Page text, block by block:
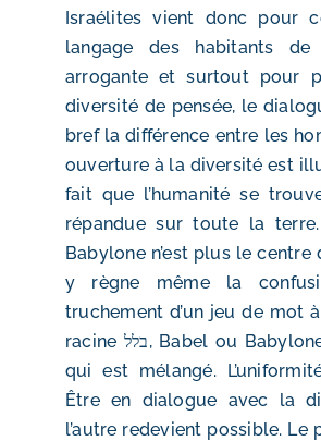
Israélites vient donc pour
langage des habitants
arrogante et surtout pour
diversité de pensée, le
bref la différence entre les
ouverture à la diversité est
fait que l’humanité se
répandue sur toute la terre.
Babylone n’est plus le centre
y règne même la
truchement d’un jeu de mot
racine בלל, Babel ou Babylone, signifie ce
qui est mélangé.
Être en dialogue avec la
l’autre redevient possible. Le